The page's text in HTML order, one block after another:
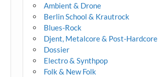
Ambient & Drone
Berlin School & Krautrock
Blues-Rock
Djent, Metalcore & Post-Hardcore
Dossier
Electro & Synthpop
Folk & New Folk